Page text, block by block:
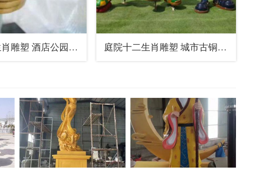
仿真十二生肖雕塑 酒店公园雕塑 风景区摆件 庭院十二生肖雕塑 城市古铜色雕塑 音乐小品